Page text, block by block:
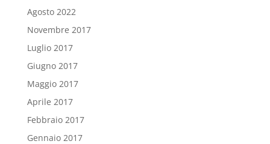
Agosto 2022
Novembre 2017
Luglio 2017
Giugno 2017
Maggio 2017
Aprile 2017
Febbraio 2017
Gennaio 2017